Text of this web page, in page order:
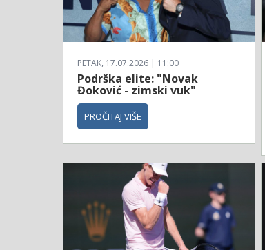
PETAK, 17.07.2026 | 11:00
Podrška elite: "Novak
Đoković - zimski vuk"
PROČITAJ VIŠE